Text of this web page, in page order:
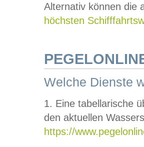
Alternativ können die
höchsten
Welche Dienste
1. Eine tabellarische
den aktuellen
https://